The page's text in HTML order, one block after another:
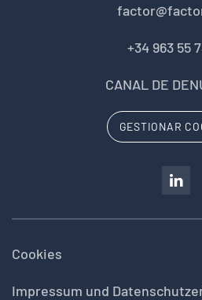
+34 963 55
CANAL DE
GESTIONAR
Cookies
Impressum und